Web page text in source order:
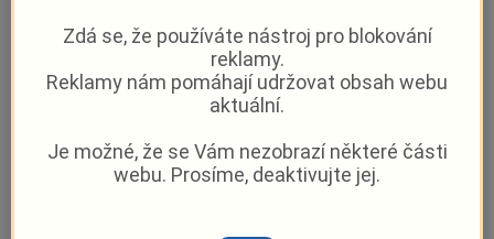
9. 4. 2025|09:08
Zdá se, že používáte nástroj pro blokování
reklamy.
Reklamy nám pomáhají udržovat obsah webu
aktuální.
Je možné, že se Vám nezobrazí některé části
webu. Prosíme, deaktivujte jej.